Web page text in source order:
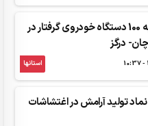
امدادرسانی به 100 دستگاه خودروی گرفتار در
درگز
استانها
تولید آرامش در اغتشاشات